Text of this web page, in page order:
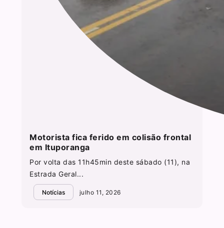
Motorista fica ferido em colisão frontal
em Ituporanga
Por volta das 11h45min deste sábado (11), na
Estrada Geral...
Notícias julho 11, 2026